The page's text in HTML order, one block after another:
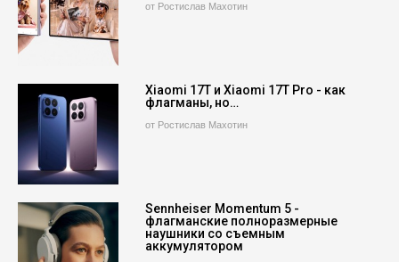
от Ростислав Махотин
Xiaomi 17T и Xiaomi 17T Pro - как
флагманы, но…
от Ростислав Махотин
Sennheiser Momentum 5 -
флагманские полноразмерные
наушники со съемным
аккумулятором